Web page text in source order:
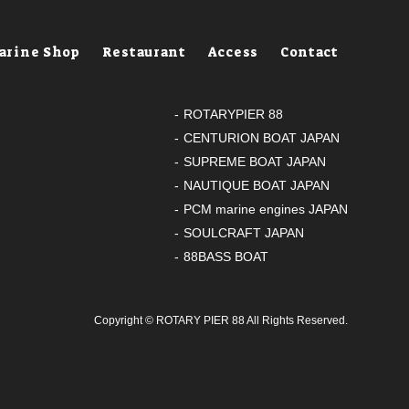
Shop Restaurant Access Contact
ROTARYPIER 88
CENTURION BOAT JAPAN
SUPREME BOAT JAPAN
NAUTIQUE BOAT JAPAN
PCM marine engines JAPAN
SOULCRAFT JAPAN
88BASS BOAT
Copyright © ROTARY PIER 88All Rights Reserved.